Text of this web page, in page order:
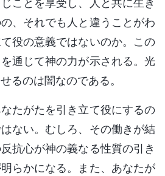
、それでも人と違うことがわ
役の意義ではないのか。この
通じて神の力が示される。光
るのは闇なのである。
たがたを引き立て役にするの
ない。むしろ、その働きが結
抗心が神の義なる性質の引き
らかになる。また、あなたが